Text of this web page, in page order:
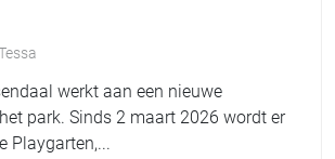
werkt aan een nieuwe
park. Sinds 2 maart 2026 wordt er
Playgarten,...